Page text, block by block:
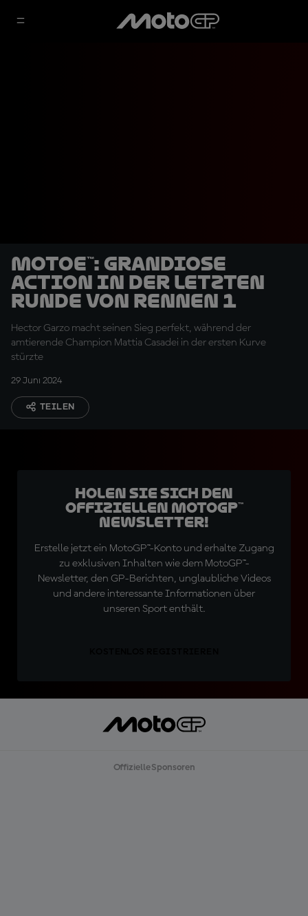
MotoE™: Grandiose
Action in der letzten
Runde von Rennen 1
Hector Garzo macht seinen Sieg perfekt, während der
amtierende Champion Mattia Casadei in der ersten Kurve
stürzte
29 Juni 2024
TEILEN
Holen Sie sich den
offiziellen MotoGP™
Newsletter!
Erstelle jetzt ein MotoGP™-Konto und erhalte Zugang
zu exklusiven Inhalten wie dem MotoGP™-
Newsletter, den GP-Berichten, unglaubliche Videos
und andere interessante Informationen über
unseren Sport enthält.
Offizielle Sponsoren